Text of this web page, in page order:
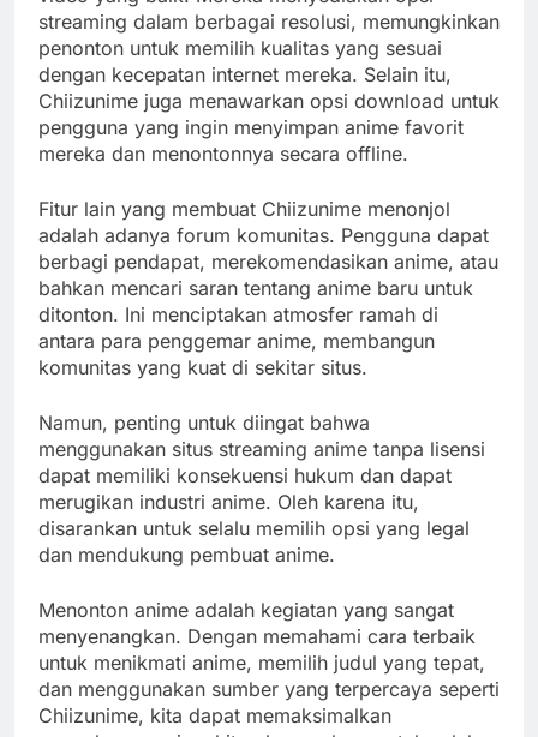
streaming dalam berbagai resolusi, memungkinkan
penonton untuk memilih kualitas yang sesuai
dengan kecepatan internet mereka. Selain itu,
Chiizunime juga menawarkan opsi download untuk
pengguna yang ingin menyimpan anime favorit
mereka dan menontonnya secara offline.
Fitur lain yang membuat Chiizunime menonjol
adalah adanya forum komunitas. Pengguna dapat
berbagi pendapat, merekomendasikan anime, atau
bahkan mencari saran tentang anime baru untuk
ditonton. Ini menciptakan atmosfer ramah di
antara para penggemar anime, membangun
komunitas yang kuat di sekitar situs.
Namun, penting untuk diingat bahwa
menggunakan situs streaming anime tanpa lisensi
dapat memiliki konsekuensi hukum dan dapat
merugikan industri anime. Oleh karena itu,
disarankan untuk selalu memilih opsi yang legal
dan mendukung pembuat anime.
Menonton anime adalah kegiatan yang sangat
menyenangkan. Dengan memahami cara terbaik
untuk menikmati anime, memilih judul yang tepat,
dan menggunakan sumber yang terpercaya seperti
Chiizunime, kita dapat memaksimalkan